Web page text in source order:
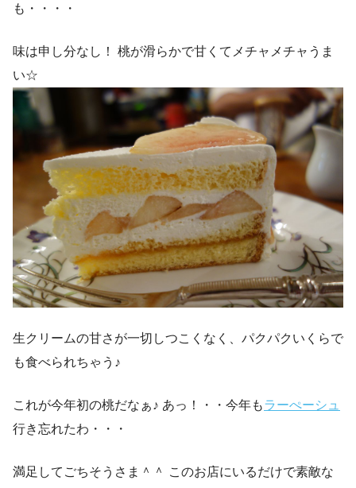
も・・・・
味は申し分なし！ 桃が滑らかで甘くてメチャメチャうま
い☆
生クリームの甘さが一切しつこくなく、パクパクいくらで
も食べられちゃう♪
これが今年初の桃だなぁ♪ あっ！・・今年もラーぺーシュ
行き忘れたわ・・・
満足してごちそうさま＾＾ このお店にいるだけで素敵な